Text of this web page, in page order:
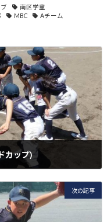
南区学童
MBC Aチーム
カップ)
次の記事